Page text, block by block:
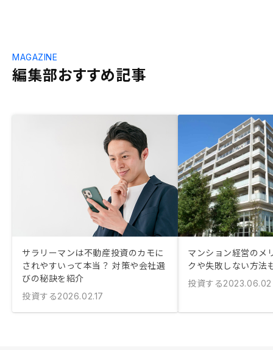
編集部おすすめ記事
MAGAZINE
サラリーマンは不動産投資のカモに
されやすいって本当？ 対策や会社選
びの秘訣を紹介
投資する2026.02.17
マンション経営のメ
クや失敗しない方法
投資する2023.06.02